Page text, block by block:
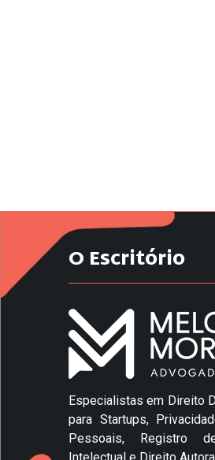
O Escritório
Especialistas em Direito
para Startups,
Pessoais, Registro